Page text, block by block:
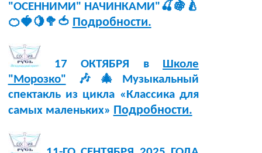
"ОСЕННИМИ" НАЧИНКАМИ"🍒🍇🍐
🍊🍓🍋🥦🍅 Подробности.
17 ОКТЯБРЯ в Школе
"Морозко" 🎶🎄Музыкальный
спектакль из цикла «Классика для
самых маленьких» Подробности.